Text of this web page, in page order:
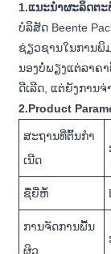
1.ແນະນໍາຜະລິດຕະ
ບໍລິສັດ Beente
ຊ່ຽວຊານໃນການ
ນອງບໍ່ພຽງແຕ່ລາຄ
ດີເລີດ, ແຕ່ຍັງການຈ່
2.Product
ສະ​ຖານ​ທີ່​ຕົ້ນ​ກໍາ​
ເນີດ
ຊື່ຍີ່ຫໍ້
ການຈັດການພື້ນ
ຜິວ